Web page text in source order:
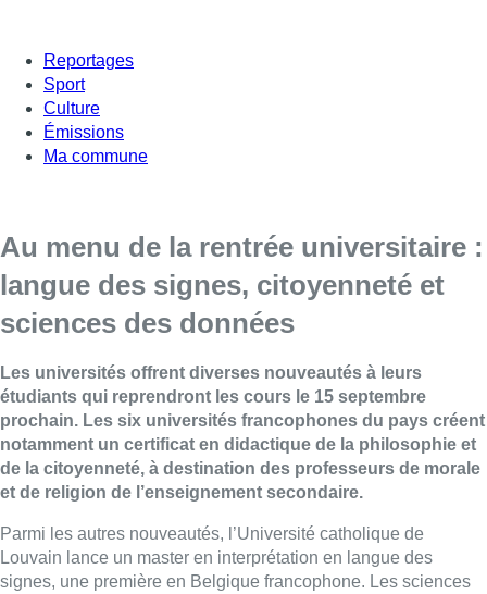
Reportages
Sport
Culture
Émissions
Ma commune
Au menu de la rentrée universitaire :
langue des signes, citoyenneté et
sciences des données
Les universités offrent diverses nouveautés à leurs
étudiants qui reprendront les cours le 15 septembre
prochain. Les six universités francophones du pays créent
notamment un certificat en didactique de la philosophie et
de la citoyenneté, à destination des professeurs de morale
et de religion de l’enseignement secondaire.
Parmi les autres nouveautés, l’Université catholique de
Louvain lance un master en interprétation en langue des
signes, une première en Belgique francophone. Les sciences